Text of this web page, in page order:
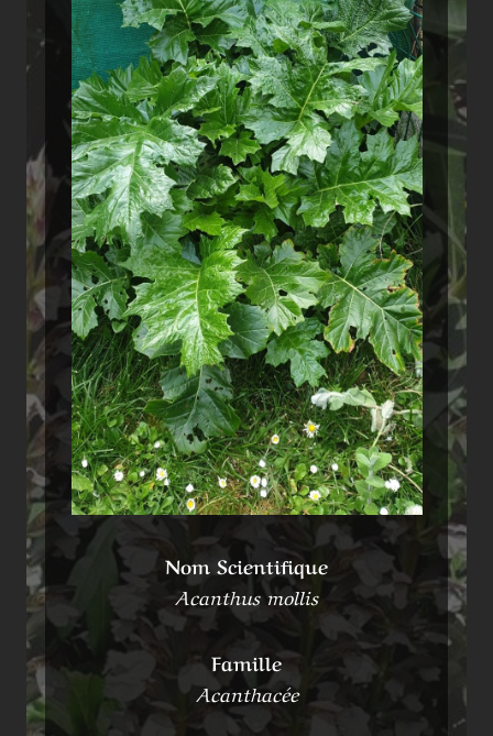
Nom Scientifique
Acanthus mollis
Famille
Acanthacée